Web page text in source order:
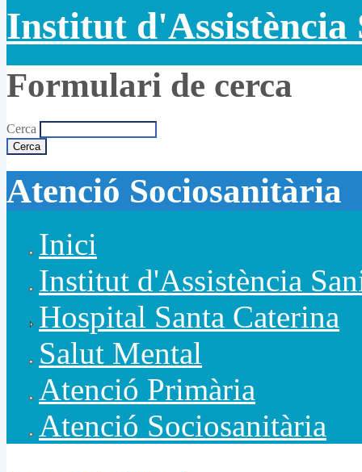
Institut d'Assistència
Formulari de cerca
Cerca
Atenció Sociosanitària
Inici
Institut d'Assistència
Hospital Santa Caterina
Salut Mental
Atenció Primària
Atenció Sociosanitària